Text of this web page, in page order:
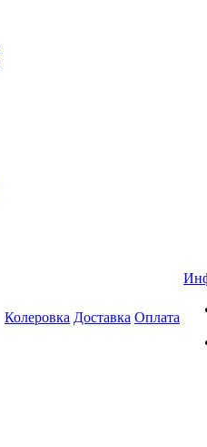
Колеровка Доставка Оплата